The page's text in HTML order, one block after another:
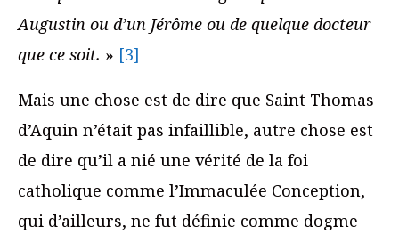
Augustin ou d’un Jérôme ou de quelque docteur
que ce soit. » [3]
Mais une chose est de dire que Saint Thomas
d’Aquin n’était pas infaillible, autre chose est
de dire qu’il a nié une vérité de la foi
catholique comme l’Immaculée Conception,
qui d’ailleurs, ne fut définie comme dogme